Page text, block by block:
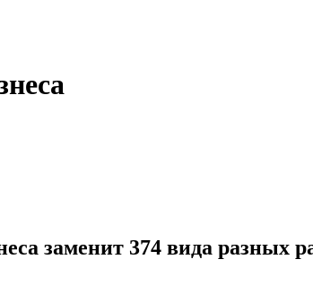
заменит 374 вида разных